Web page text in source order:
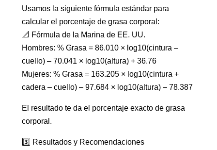
Usamos la siguiente fórmula estándar para
calcular el porcentaje de grasa corporal:
📐 Fórmula de la Marina de EE. UU.
Hombres: % Grasa = 86.010 × log10(cintura –
cuello) – 70.041 × log10(altura) + 36.76
Mujeres: % Grasa = 163.205 × log10(cintura +
cadera – cuello) – 97.684 × log10(altura) – 78.387
El resultado te da el porcentaje exacto de grasa
corporal.
3️⃣ Resultados y Recomendaciones